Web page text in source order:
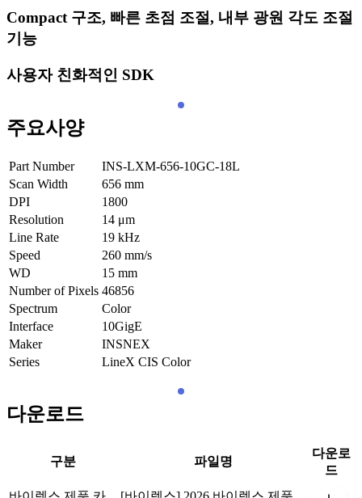
Compact 구조, 빠른 초점 조절, 내부 광원 각도 조절
기능
사용자 친화적인 SDK
주요사양
Part Number
INS-LXM-656-10GC-18L
Scan Width
656 mm
DPI
1800
Resolution
14 μm
Line Rate
19 kHz
Speed
260 mm/s
WD
15 mm
Number of Pixels 46856
Spectrum
Color
Interface
10GigE
Maker
INSNEX
Series
LineX CIS Color
다운로드
구분 파일명
다운로
드